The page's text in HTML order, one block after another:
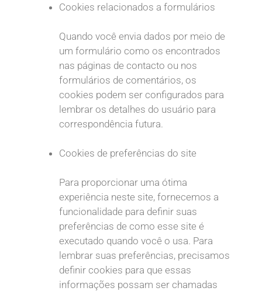
Cookies relacionados a formulários
Quando você envia dados por meio de
um formulário como os encontrados
nas páginas de contacto ou nos
formulários de comentários, os
cookies podem ser configurados para
lembrar os detalhes do usuário para
correspondência futura.
Cookies de preferências do site
Para proporcionar uma ótima
experiência neste site, fornecemos a
funcionalidade para definir suas
preferências de como esse site é
executado quando você o usa. Para
lembrar suas preferências, precisamos
definir cookies para que essas
informações possam ser chamadas